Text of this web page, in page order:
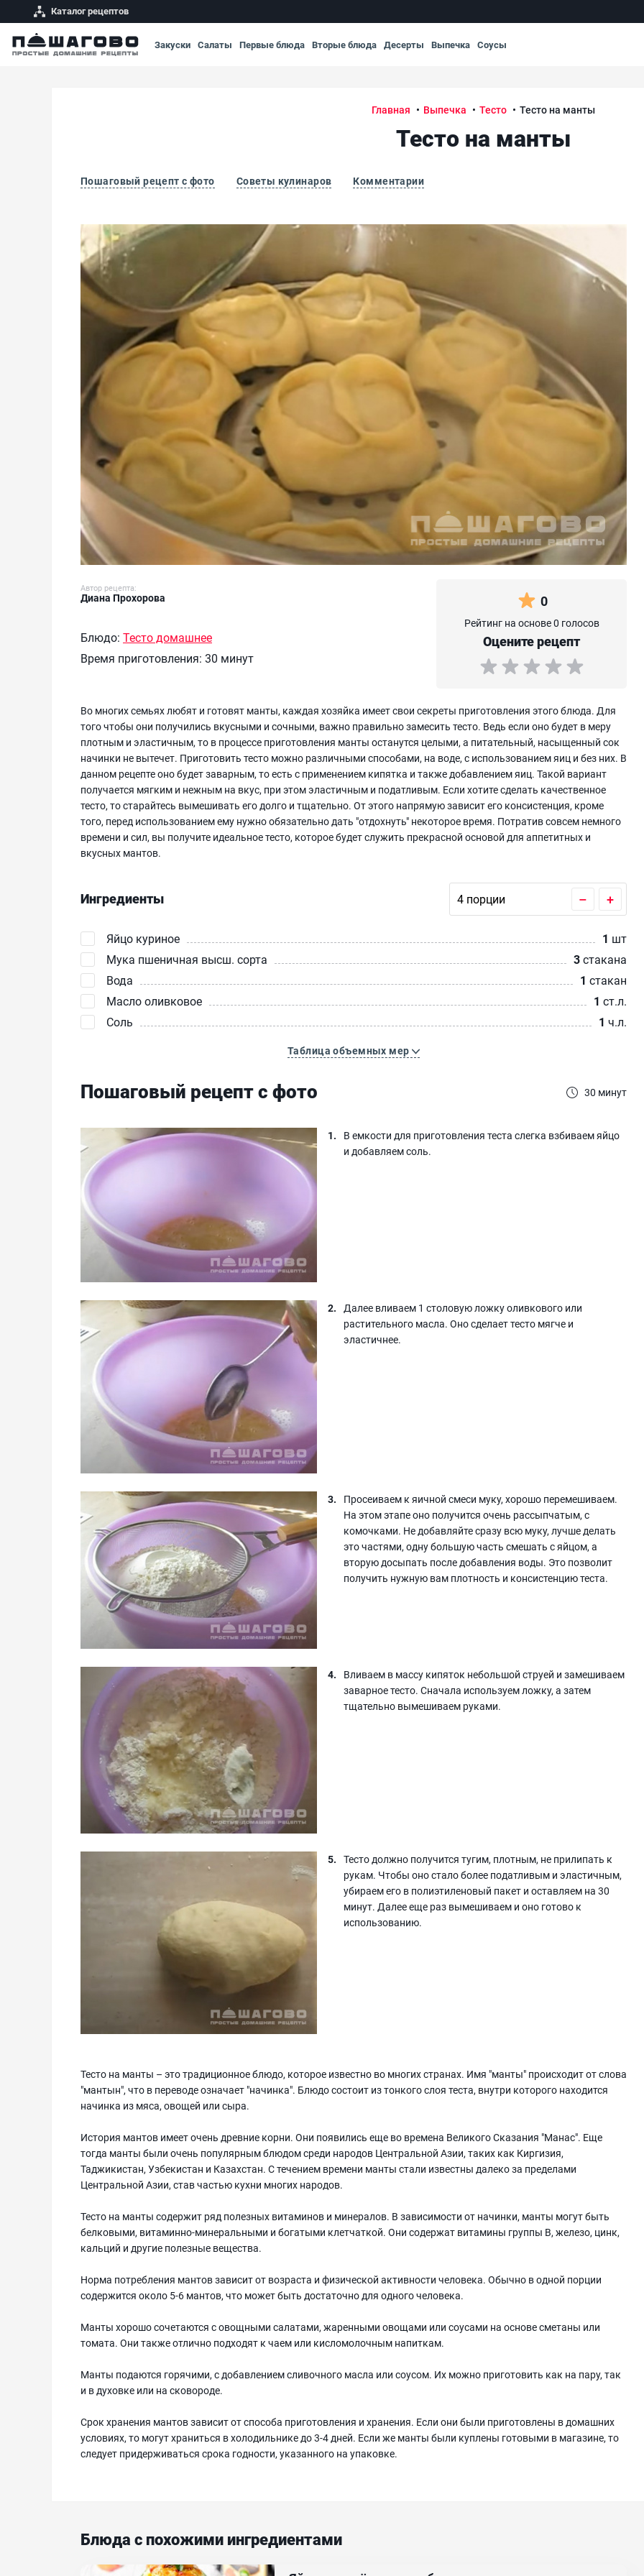
Каталог рецептов
Закуски Салаты Первые блюда Вторые блюда Десерты Выпечка Соусы
Главная Выпечка Тесто Тесто на манты
Тесто на манты
Пошаговый рецепт с фото Советы кулинаров Комментарии
Тесто на манты
Автор рецепта:
Диана Прохорова
Блюдо: Тесто домашнее
Время приготовления: 30 минут
0
Рейтинг на основе 0 голосов
Оцените рецепт
Во многих семьях любят и готовят манты, каждая хозяйка имеет свои секреты приготовления этого блюда. Для
того чтобы они получились вкусными и сочными, важно правильно замесить тесто. Ведь если оно будет в меру
плотным и эластичным, то в процессе приготовления манты останутся целыми, а питательный, насыщенный сок
начинки не вытечет. Приготовить тесто можно различными способами, на воде, с использованием яиц и без них. В
данном рецепте оно будет заварным, то есть с применением кипятка и также добавлением яиц. Такой вариант
получается мягким и нежным на вкус, при этом эластичным и податливым. Если хотите сделать качественное
тесто, то старайтесь вымешивать его долго и тщательно. От этого напрямую зависит его консистенция, кроме
того, перед использованием ему нужно обязательно дать "отдохнуть" некоторое время. Потратив совсем немного
времени и сил, вы получите идеальное тесто, которое будет служить прекрасной основой для аппетитных и
вкусных мантов.
Ингредиенты – +
Яйцо куриное 1 шт
Мука пшеничная высш. сорта
3стакана
Вода
1 стакан
Масло оливковое
1 ст.л.
Соль
1 ч.л.
Таблица объемных мер
Пошаговый рецепт с фото 30 минут
В емкости для приготовления теста слегка взбиваем яйцо
и добавляем соль.
Далее вливаем 1 столовую ложку оливкового или
растительного масла. Оно сделает тесто мягче и
эластичнее.
Просеиваем к яичной смеси муку, хорошо перемешиваем.
На этом этапе оно получится очень рассыпчатым, с
комочками. Не добавляйте сразу всю муку, лучше делать
это частями, одну большую часть смешать с яйцом, а
вторую досыпать после добавления воды. Это позволит
получить нужную вам плотность и консистенцию теста.
Вливаем в массу кипяток небольшой струей и замешиваем
заварное тесто. Сначала используем ложку, а затем
тщательно вымешиваем руками.
Тесто должно получится тугим, плотным, не прилипать к
рукам. Чтобы оно стало более податливым и эластичным,
убираем его в полиэтиленовый пакет и оставляем на 30
минут. Далее еще раз вымешиваем и оно готово к
использованию.
Тесто на манты – это традиционное блюдо, которое известно во многих странах. Имя "манты" происходит от слова
"мантын", что в переводе означает "начинка". Блюдо состоит из тонкого слоя теста, внутри которого находится
начинка из мяса, овощей или сыра.
История мантов имеет очень древние корни. Они появились еще во времена Великого Сказания "Манас". Еще
тогда манты были очень популярным блюдом среди народов Центральной Азии, таких как Киргизия,
Таджикистан, Узбекистан и Казахстан. С течением времени манты стали известны далеко за пределами
Центральной Азии, став частью кухни многих народов.
Тесто на манты содержит ряд полезных витаминов и минералов. В зависимости от начинки, манты могут быть
белковыми, витаминно-минеральными и богатыми клетчаткой. Они содержат витамины группы В, железо, цинк,
кальций и другие полезные вещества.
Норма потребления мантов зависит от возраста и физической активности человека. Обычно в одной порции
содержится около 5-6 мантов, что может быть достаточно для одного человека.
Манты хорошо сочетаются с овощными салатами, жаренными овощами или соусами на основе сметаны или
томата. Они также отлично подходят к чаем или кисломолочным напиткам.
Манты подаются горячими, с добавлением сливочного масла или соусом. Их можно приготовить как на пару, так
и в духовке или на сковороде.
Срок хранения мантов зависит от способа приготовления и хранения. Если они были приготовлены в домашних
условиях, то могут храниться в холодильнике до 3-4 дней. Если же манты были куплены готовыми в магазине, то
следует придерживаться срока годности, указанного на упаковке.
Блюда с похожими ингредиентами